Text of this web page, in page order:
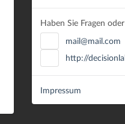
Haben Sie Fragen
mail@mail.com
http://
Impressum